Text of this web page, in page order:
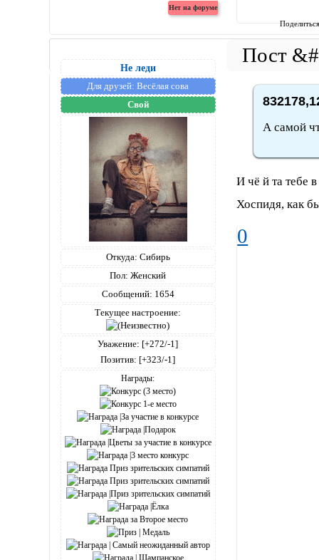
Не леди
Для друзей: Весёлая сова
Свой
Откуда: Сибирь
Пол: Женский
Сообщений: 1654
Текущее настроение:
Уважение: [+272/-1]
Позитив: [+323/-1]
Награды:
А самой
И чё й та тебе
Хоспидя, как
0